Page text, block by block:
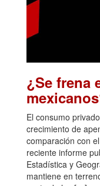
¿Se frena
El consumo
crecimiento de
comparación con
reciente informe
Estadística y
mantiene en